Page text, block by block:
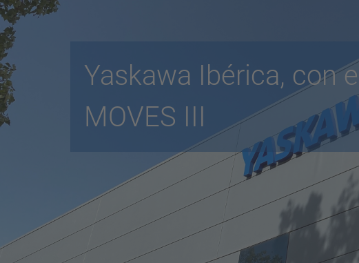
Yaskawa Ibérica, con
MOVES III